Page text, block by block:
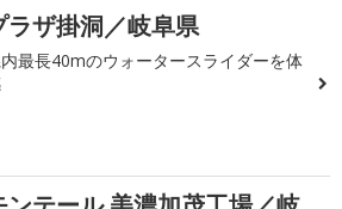
ラザ掛洞／岐阜県
最長40mのウォータースライダーを体